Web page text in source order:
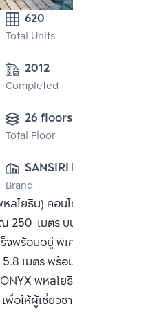
620
Total Units
2012
Completed
26 floors
Total Floor
SANSIRI PUBLIC
CO., LTD.
Brand
ยธิน) คอนโดสถานี
250 เมตร บนถนน
จพร้อมอยู่ พิเศษด้วยห้อง
เมตร พร้อมเฟอร์นิเจอร์
พหลโยธิน ติดต่อหา
ให้ผู้เชี่ยวชาญของเราได้